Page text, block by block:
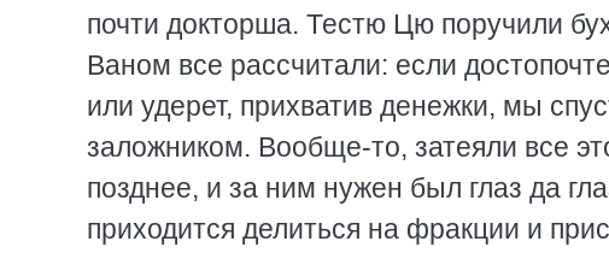
почти докторша. Тестю Цю поручили
Ваном все рассчитали: если
или удерет, прихватив денежки, мы
заложником. Вообще-то, затеяли все
позднее, и за ним нужен был глаз да
приходится делиться на фракции и